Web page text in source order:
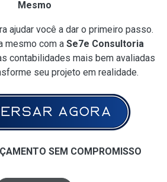
Mesmo
ajudar você a dar o primeiro passo.
mesmo com a Se7e Consultoria
contabilidades mais bem avaliadas
seu projeto em realidade.
SEM COMPROMISSO